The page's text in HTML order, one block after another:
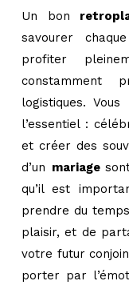
Un bon
savourer
profiter
constamment
logistiques.
l’essentiel :
et créer des
d’un mariage
qu’il est
prendre du
plaisir, et de
votre futur
porter par